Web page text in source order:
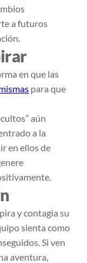
a futuros
en que las
para que
aún
a la
en ellos de
y contagia su
sienta como
Si ven
aventura,